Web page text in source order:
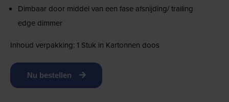
Dimbaar door middel van een fase afsnijding/ trailing
edge dimmer
Inhoud verpakking: 1 Stuk in Kartonnen doos
Nu bestellen